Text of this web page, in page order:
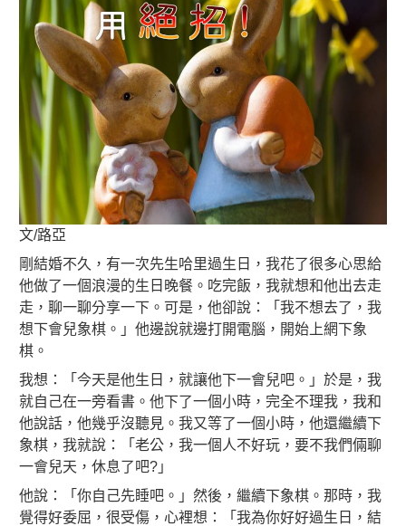
文/路亞
剛結婚不久，有一次先生哈里過生日，我花了很多心思給
他做了一個浪漫的生日晚餐。吃完飯，我就想和他出去走
走，聊一聊分享一下。可是，他卻說：「我不想去了，我
想下會兒象棋。」他邊說就邊打開電腦，開始上網下象
棋。
我想：「今天是他生日，就讓他下一會兒吧。」於是，我
就自己在一旁看書。他下了一個小時，完全不理我，我和
他說話，他幾乎沒聽見。我又等了一個小時，他還繼續下
象棋，我就說：「老公，我一個人不好玩，要不我們倆聊
一會兒天，休息了吧?」
他說：「你自己先睡吧。」然後，繼續下象棋。那時，我
覺得好委屈，很受傷，心裡想：「我為你好好過生日，結